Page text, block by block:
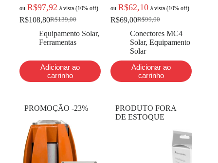
ou R$97,92 à vista (10% off)
R$139,00
R$108,80
Equipamento Solar,
Ferramentas
Adicionar ao
carrinho
ou R$62,10 à vista (10% off)
R$99,00
R$69,00
Conectores MC4
Solar,Equipamento
Solar
Adicionar ao
carrinho
PROMOÇÃO -23%
PRODUTO FORA
DE ESTOQUE